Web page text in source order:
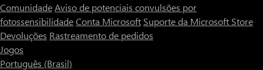
ComunidadeAviso de potenciais convulsões por
fotossensibilidadeConta Microsoft Suporte da Microsoft Store
Devoluções Rastreamento de pedidos
Jogos
Português (Brasil)